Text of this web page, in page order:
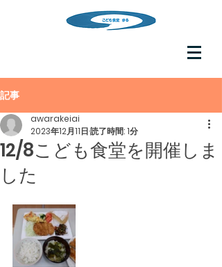
記事
12/8こども食堂を開催しま
した
awarakeiai
2023年12月11日読了時間: 1分